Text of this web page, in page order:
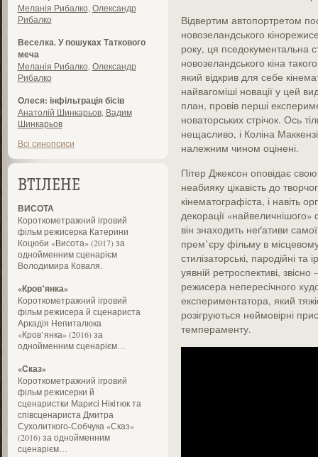
Меланія Рибалко Олександр
Рибалко
Веселка. У пошуках Таткового
меча
Меланія Рибалко Олександр
Рибалко
Олеся: інфільтрація бісів
Анатолій Шинкарьов, Вадим
Шинкарьов
Всі синопсиси
ВТІЛЕНЕ
ВИСОТА
Короткометражний ігровий
фільм режисерка Катерини
Коцюби «Висота» (2017) за
однойменним сценарієм
Володимира Коваля.
«Кров’янка»
Короткометражний ігровий
фільм режисера й сценариста
Аркадія Непиталюка
«Кров’янка» (2016) за
однойменним сценарієм…
«Сказ»
Короткометражний ігровий
фільм режисерки й
сценаристки Марисі Нікітюк та
співсценариста Дмитра
Сухолиткого-Собчука «Сказ»
(2016) за однойменним
сценарієм…
Відвертим автопортретом
новозеландського
року, ця пседокументальна
новозеландського кіна
який відкрив для себе
найвагоміші новації у цей
план, провів перші
новаторських стрічок. Ось
нещасливо, і Коліна
належним чином оцінені.
Пітер Джексон оповідає
неабияку цікавість до
кінематографіста, і навіть
декорації
він знаходить неґативи
прем’єру фільму в
стилізаторські, пародійні
уявній ретроспективі,
режисера непересічного
експериментатора, який
розігруються неймовірні
темпераменту.